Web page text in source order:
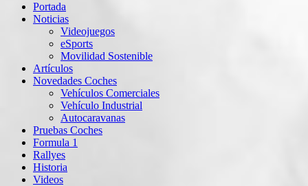
Portada
Noticias
Videojuegos
eSports
Movilidad Sostenible
Artículos
Novedades Coches
Vehículos Comerciales
Vehículo Industrial
Autocaravanas
Pruebas Coches
Formula 1
Rallyes
Historia
Videos